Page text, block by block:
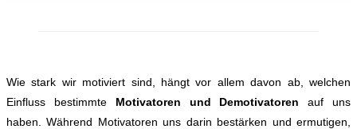
Wie stark wir motiviert sind, hängt vor allem davon ab, welchen
Einfluss bestimmte Motivatoren und Demotivatoren auf uns
haben. Während Motivatoren uns darin bestärken und ermutigen,